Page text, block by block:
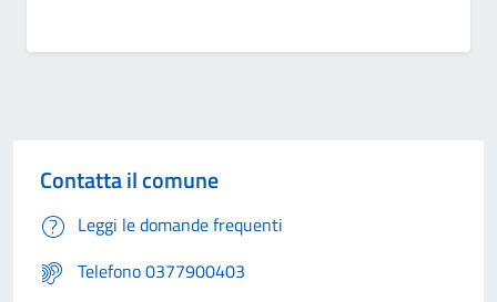
Contatta il comune
Leggi le domande frequenti
Telefono 0377900403